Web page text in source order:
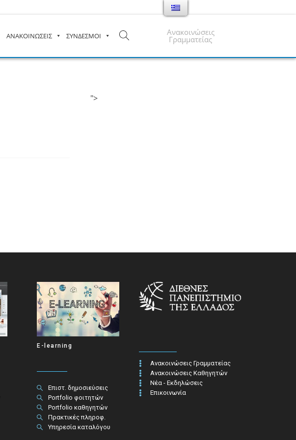
ΑΝΑΚΟΙΝΩΣΕΙΣ ΣΥΝΔΕΣΜΟΙ Ανακοινώσεις
Γραμματείας
">
E-learning
Επιστ. δημοσιεύσεις
Portfolio φοιτητών
Portfolio καθηγητών
Πρακτικές πληροφ.​
Υπηρεσία καταλόγου
Ανακοινώσεις Γραμματείας
Ανακοινώσεις Καθηγητών
Νέα - Εκδηλώσεις
Επικοινωνία